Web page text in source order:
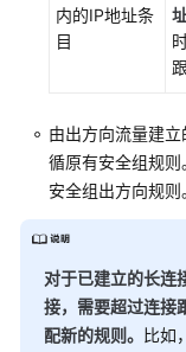
流
量
监
控
审
管
理
内的IP地址条
目
由出方向流量建
循原有安全组规
安全组出方向规则
对于已建立的长连
接，需要超过连接
配新的规则。 比如